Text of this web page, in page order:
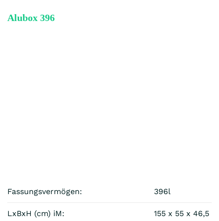
Alubox 396
Fassungsvermögen: 396l
LxBxH (cm) iM: 155 x 55 x 46,5